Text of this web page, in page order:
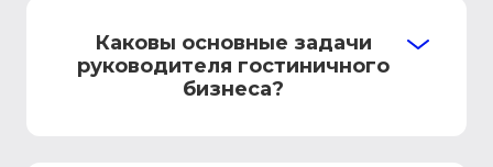
Каковы основные задачи
руководителя гостиничного
бизнеса?